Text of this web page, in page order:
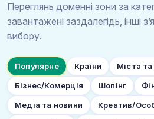
Переглянь доменні зони за
завантажені заздалегідь, інші
вибору.
Популярне Країни Міста та
Бізнес/Комерція Шопінг
Медіа та новини Креатив/